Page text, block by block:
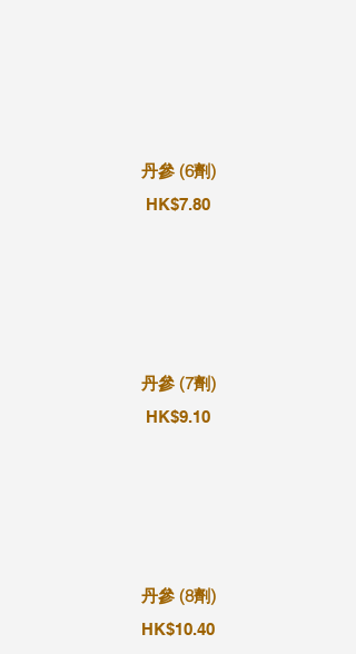
丹參 (6劑)
HK$7.80
丹參 (7劑)
HK$9.10
丹參 (8劑)
HK$10.40